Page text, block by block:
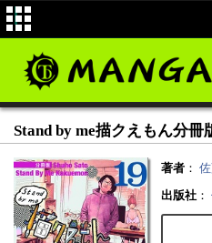
Stand by me描クえもん分冊
著者 ：
出版社 ：